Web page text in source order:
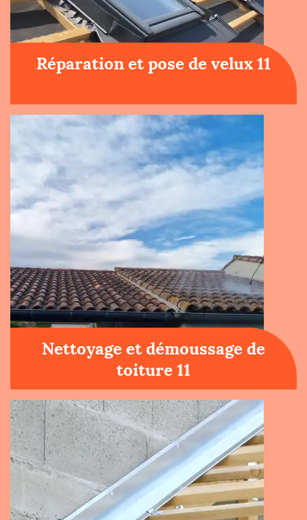
Réparation et pose de velux 11
Nettoyage et démoussage de
toiture 11